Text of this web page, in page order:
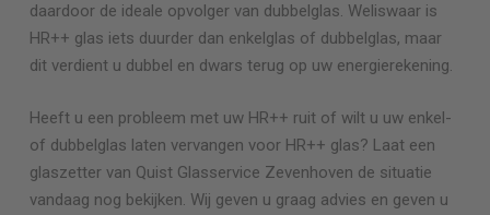
daardoor de ideale opvolger van dubbelglas. Weliswaar is
HR++ glas iets duurder dan enkelglas of dubbelglas, maar
dit verdient u dubbel en dwars terug op uw energierekening.
Heeft u een probleem met uw HR++ ruit of wilt u uw enkel-
of dubbelglas laten vervangen voor HR++ glas? Laat een
glaszetter van Quist Glasservice Zevenhoven de situatie
vandaag nog bekijken. Wij geven u graag advies en geven u